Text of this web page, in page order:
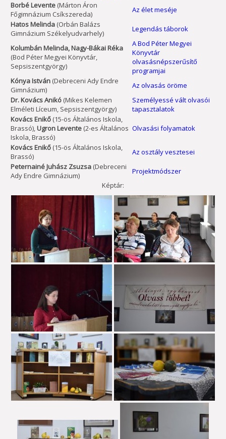
Borbé Levente (Márton Áron
Főgimnázium Csíkszereda)
Az élet meséje
Hatos Melinda (Orbán Balázs
Gimnázium Székelyudvarhely)
Legendás táborok
Kolumbán Melinda, Nagy-Bákai Réka
(Bod Péter Megyei Könyvtár,
Sepsiszentgyörgy)
A Bod Péter Megyei
Könyvtár
olvasásnépszerűsítő
programjai
Kónya István (Debreceni Ady Endre
Gimnázium)
Az olvasás öröme
Dr. Kovács Anikó (Mikes Kelemen
Elméleti Líceum, Sepsiszentgyörgy)
Személyessé vált olvasói
tapasztalatok
Kovács Enikő (15-ös Általános Iskola,
Brassó),Ugron Levente (2-es Általános
Iskola, Brassó)
Olvasási folyamatok
Kovács Enikő (15-ös Általános Iskola,
Brassó)
Az osztály vesztesei
Peternainé Juhász Zsuzsa (Debreceni
Ady Endre Gimnázium)
Projektmódszer
Képtár: